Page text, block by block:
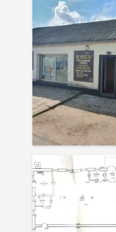
Сначала дешевые
Сначала дорогие
По площади:
По площади: малая →